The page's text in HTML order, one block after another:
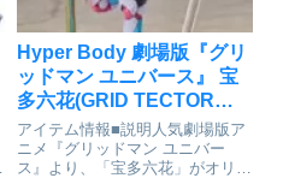
Hyper Body 劇場版『グリ
ッドマン ユニバース』 宝
多六花(GRID TECTOR
Ver.) 可動フィギュア[グッ
ドスマイルアーツ上海]が
予約受付開始
アイテム情報■説明人気劇場版ア
ニメ『グリッドマン ユニバー
ス』より、「宝多六花」がオリジ